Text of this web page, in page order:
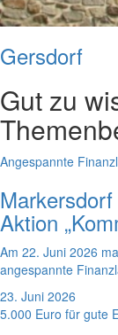
Gersdorf
Gut zu
Angespannte
Aktion
Am 22. Juni 2026
angespannte
23. Juni 2026
5.000 Euro für gute